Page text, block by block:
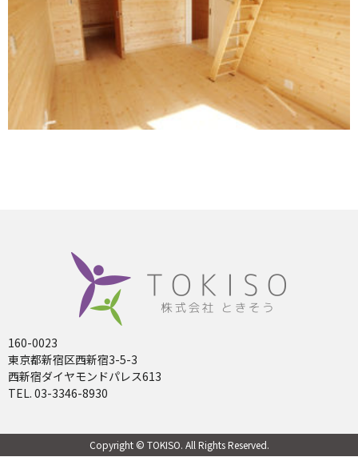
160-0023
東京都新宿区西新宿3-5-3
西新宿ダイヤモンドパレス613
TEL. 03-3346-8930
Copyright © TOKISO. All Rights Reserved.